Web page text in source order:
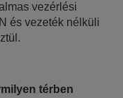
vezérlési
és vezeték nélküli
térben